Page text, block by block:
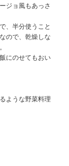
ジョ風もあっさ
、半分使うこと
ので、乾燥しな
にのせてもおい
ような野菜料理